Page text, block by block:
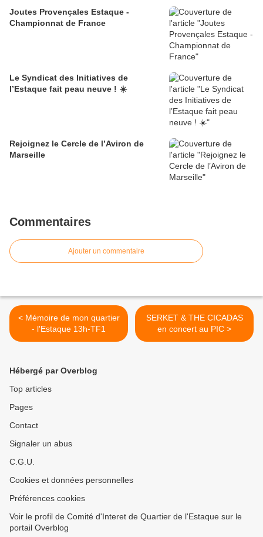
Joutes Provençales Estaque -
Championnat de France
Le Syndicat des Initiatives de
l’Estaque fait peau neuve ! ☀️
Rejoignez le Cercle de l’Aviron de
Marseille
Commentaires
Ajouter un commentaire
< Mémoire de mon quartier
- l'Estaque 13h-TF1
SERKET & THE CICADAS
en concert au PIC >
Hébergé par Overblog
Top articles
Pages
Contact
Signaler un abus
C.G.U.
Cookies et données personnelles
Préférences cookies
Voir le profil de Comité d'Interet de Quartier de l'Estaque sur le
portail Overblog